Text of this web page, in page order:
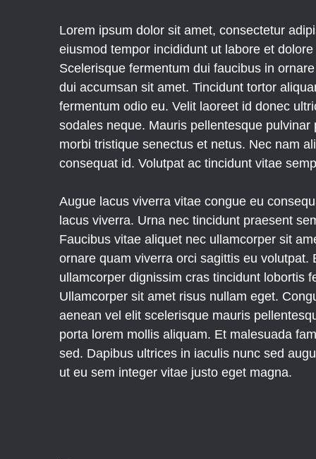
Lorem ipsum dolor sit amet, consectetur
eiusmod tempor incididunt ut labore et
Scelerisque fermentum dui faucibus in
dui accumsan sit amet. Tincidunt tortor
fermentum odio eu. Velit laoreet id donec
sodales neque. Mauris pellentesque pulvinar
morbi tristique senectus et netus. Nec nam
consequat id. Volutpat ac tincidunt vitae
Augue lacus viverra vitae congue eu
lacus viverra. Urna nec tincidunt praesent
Faucibus vitae aliquet nec ullamcorper sit
ornare quam viverra orci sagittis eu volutpat.
ullamcorper dignissim cras tincidunt lobortis
Ullamcorper sit amet risus nullam eget.
aenean vel elit scelerisque mauris
porta lorem mollis aliquam. Et malesuada
sed. Dapibus ultrices in iaculis nunc sed
ut eu sem integer vitae justo eget magna.